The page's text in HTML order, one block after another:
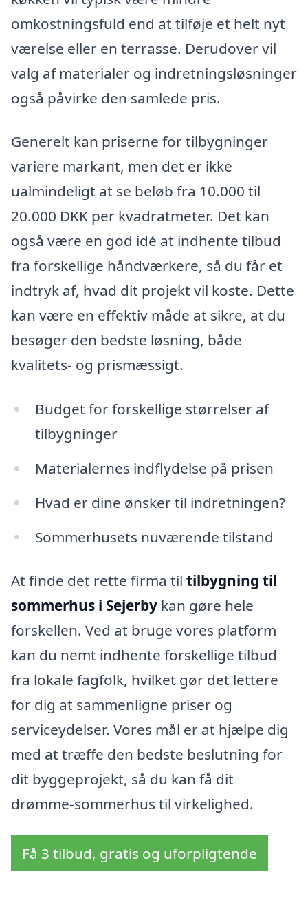
omkostningsfuld end at tilføje et helt nyt
værelse eller en terrasse. Derudover vil
valg af materialer og indretningsløsninger
også påvirke den samlede pris.
Generelt kan priserne for tilbygninger
variere markant, men det er ikke
ualmindeligt at se beløb fra 10.000 til
20.000 DKK per kvadratmeter. Det kan
også være en god idé at indhente tilbud
fra forskellige håndværkere, så du får et
indtryk af, hvad dit projekt vil koste. Dette
kan være en effektiv måde at sikre, at du
besøger den bedste løsning, både
kvalitets- og prismæssigt.
Budget for forskellige størrelser af
tilbygninger
Materialernes indflydelse på prisen
Hvad er dine ønsker til indretningen?
Sommerhusets nuværende tilstand
At finde det rette firma til tilbygning til
sommerhus i Sejerby kan gøre hele
forskellen. Ved at bruge vores platform
kan du nemt indhente forskellige tilbud
fra lokale fagfolk, hvilket gør det lettere
for dig at sammenligne priser og
serviceydelser. Vores mål er at hjælpe dig
med at træffe den bedste beslutning for
dit byggeprojekt, så du kan få dit
drømme-sommerhus til virkelighed.
Få 3 tilbud, gratis og uforpligtende